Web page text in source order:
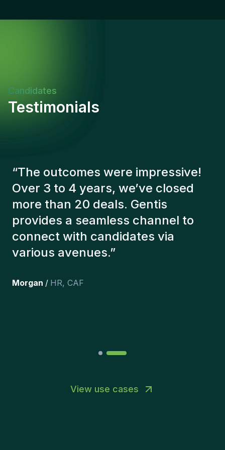
complex environments.Other RequirementsFluent
Candidates
Testimonials
“The Gentis consultants have
always taken a number of factors
into account in order to present us
with the right candidates. The
people we've recruited are still
here, and personally I'm very
the team. ”
View use cases